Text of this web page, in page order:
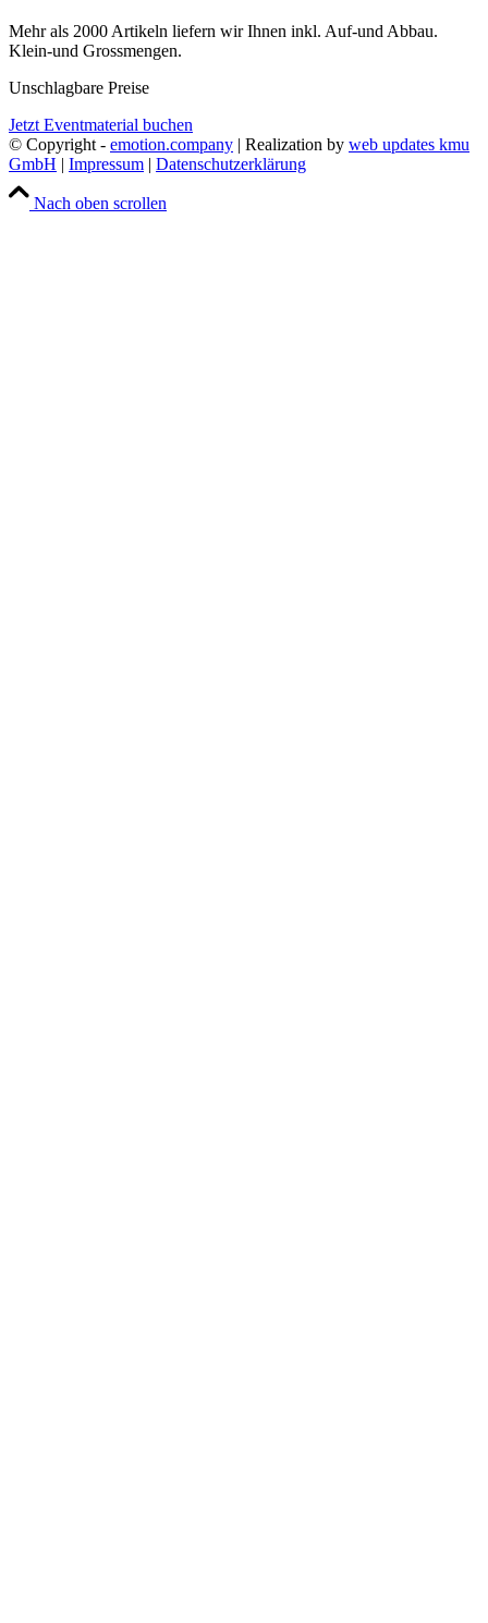
Mehr als 2000 Artikeln liefern wir Ihnen inkl. Auf-und Abbau.
Klein-und Grossmengen.
Unschlagbare Preise
Jetzt Eventmaterial buchen
© Copyright - emotion.company | Realization by web updates kmu
GmbH | Impressum | Datenschutzerklärung
Nach oben scrollen